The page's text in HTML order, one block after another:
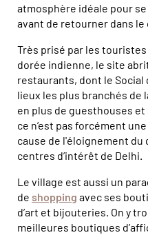
atmosphère idéale pour
avant de retourner dans le
Très prisé par les
dorée indienne, le site
restaurants, dont le Social
lieux les plus branchés de
en plus de guesthouses et
ce n’est pas forcément
cause de l'éloignement
centres d’intérêt de Delhi.
Le village est aussi un
de shopping avec ses
d’art et bijouteries. On y
meilleures boutiques